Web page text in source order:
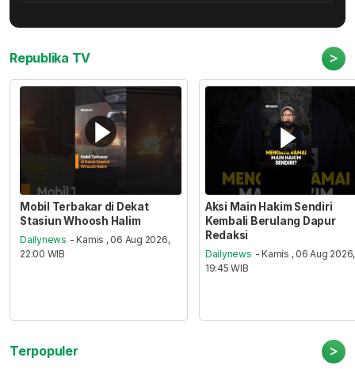
Republika TV >
Mobil Terbakar di Dekat
Stasiun Whoosh Halim
Dailynews - Kamis , 06 Aug 2026,
22:00 WIB
Aksi Main Hakim Sendiri
Kembali Berulang Dapur
Redaksi
Dailynews - Kamis , 06 Aug 2026,
19:45 WIB
Terpopuler >